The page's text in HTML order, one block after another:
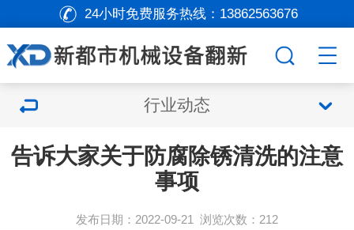
24小时免费服务热线： 13862563676
行业动态
告诉大家关于防腐除锈清洗的注意
事项
发布日期：2022-09-21 浏览次数： 212